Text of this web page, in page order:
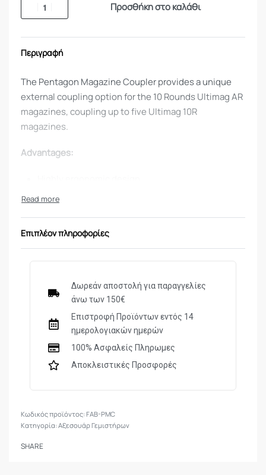
Προσθήκη στο καλάθι
Περιγραφή
The Pentagon Magazine Coupler provides a unique
external coupling option for the 10 Rounds Ultimag AR
magazines, coupling up to five Ultimag 10R
magazines.
Advantages:
Durable high grade polymer construction
floor plate
Available in black, olive drab green or flat dark
Compatibility:
M16/M4/AR15 variants
Επιπλέον πληροφορίες
Δωρεάν αποστολή για παραγγελίες
άνω των 150€
Επιστροφή Προϊόντων εντός 14
ημερολογιακών ημερών
100% Ασφαλείς Πληρωμες
Αποκλειστικές Προσφορές
FAB-PMC
Κατηγορία:Αξεσουάρ Γεμιστήρων
SHARE